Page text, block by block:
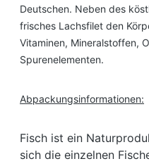
Deutschen. Neben des
frisches Lachsfilet den
Vitaminen, Mineralstoffen,
Spurenelementen.
Abpackungsinformationen:
Fisch ist ein
sich die einzelnen